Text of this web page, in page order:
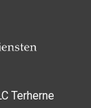
Terherne